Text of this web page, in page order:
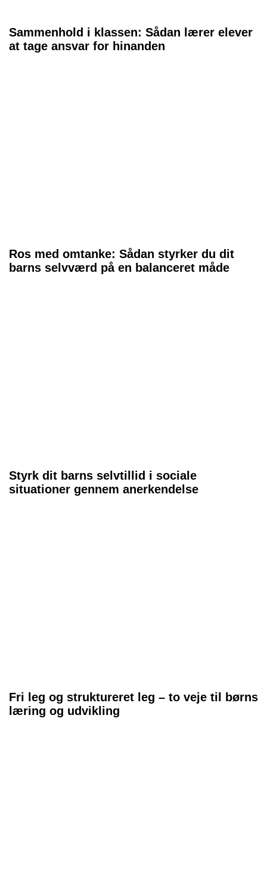
Sammenhold i klassen: Sådan lærer elever
at tage ansvar for hinanden
Ros med omtanke: Sådan styrker du dit
barns selvværd på en balanceret måde
Styrk dit barns selvtillid i sociale
situationer gennem anerkendelse
Fri leg og struktureret leg – to veje til børns
læring og udvikling